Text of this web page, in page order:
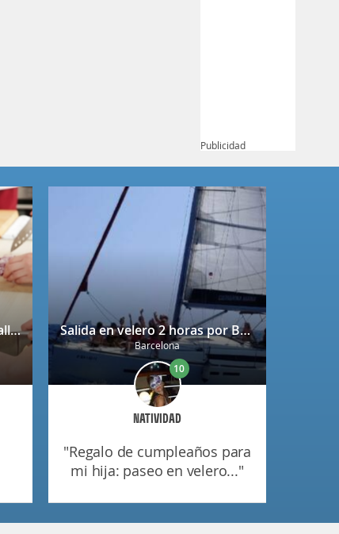
Publicidad
Bono regalo Chef Caprabo: taller de cocina a escoger con degustación Salida en velero 2 horas por Barcelona
Barcelona
NATIVIDAD
10
"regalo de cumpleaños para
mi hija: paseo en velero..."